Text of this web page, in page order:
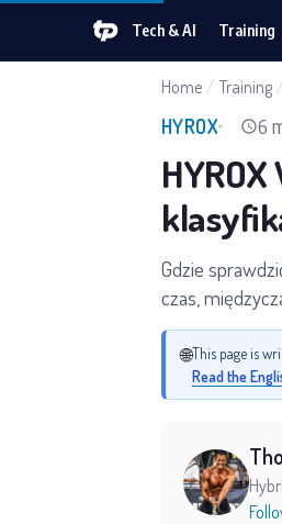
Tech & AI Training
Home / Training
HYROX 6
Gdzie
czas,
🌐This page is
Read the